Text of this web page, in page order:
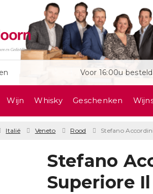
Voor 16:00u
Wijn Whisky Geschenken
Italië Veneto Rood Stefano
Stefano
Superiore